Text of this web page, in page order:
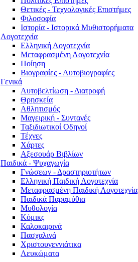
Θετικές - Τεχνολογικές Επιστήμες
Φιλοσοφία
Ιστορία - Ιστορικά Μυθιστορήματα
Λογοτεχνία
Ελληνική Λογοτεχνία
Μεταφρασμένη Λογοτεχνία
Ποίηση
Βιογραφίες - Αυτοβιογραφίες
Γενικά
Αυτοβελτίωση - Διατροφή
Θρησκεία
Αθλητισμός
Μαγειρική - Συνταγές
Ταξιδιωτικοί Οδηγοί
Τέχνες
Χάρτες
Αξεσουάρ Βιβλίων
Παιδικά - Ψυχαγωγία
Γνώσεων - Δραστηριοτήτων
Ελληνική Παιδική Λογοτεχνία
Μεταφρασμένη Παιδική Λογοτεχνία
Παιδικά Παραμύθια
Μυθολογία
Κόμικς
Καλοκαιρινά
Πασχαλινά
Χριστουγεννιάτικα
Λευκώματα